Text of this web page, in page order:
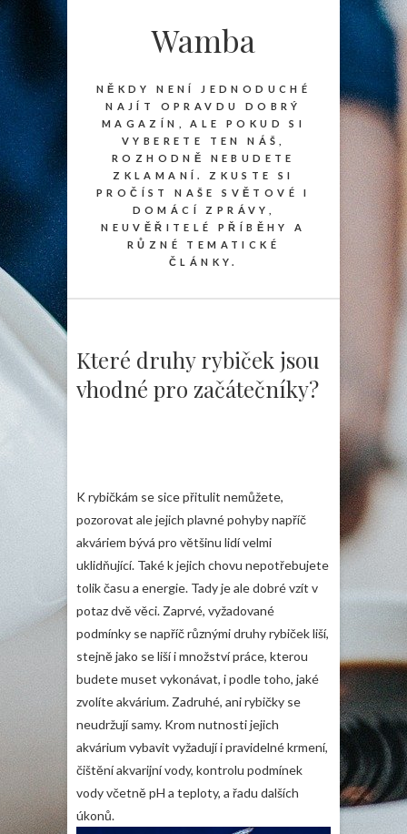
Wamba
NĚKDY NENÍ JEDNODUCHÉ
NAJÍT OPRAVDU DOBRÝ
MAGAZÍN, ALE POKUD SI
VYBERETE TEN NÁŠ,
ROZHODNĚ NEBUDETE
ZKLAMANÍ. ZKUSTE SI
PROČÍST NAŠE SVĚTOVÉ I
DOMÁCÍ ZPRÁVY,
NEUVĚŘITELÉ PŘÍBĚHY A
RŮZNÉ TEMATICKÉ
ČLÁNKY.
Které druhy rybiček jsou
vhodné pro začátečníky?
K rybičkám se sice přitulit nemůžete,
pozorovat ale jejich plavné pohyby napříč
akváriem bývá pro většinu lidí velmi
uklidňující. Také k jejich chovu nepotřebujete
tolik času a energie. Tady je ale dobré vzít v
potaz dvě věci. Zaprvé, vyžadované
podmínky se napříč různými druhy rybiček liší,
stejně jako se liší i množství práce, kterou
budete muset vykonávat, i podle toho, jaké
zvolíte akvárium. Zadruhé, ani rybičky se
neudržují samy. Krom nutnosti jejich
akvárium vybavit vyžadují i pravidelné krmení,
čištění akvarijní vody, kontrolu podmínek
vody včetně pH a teploty, a řadu dalších
úkonů.